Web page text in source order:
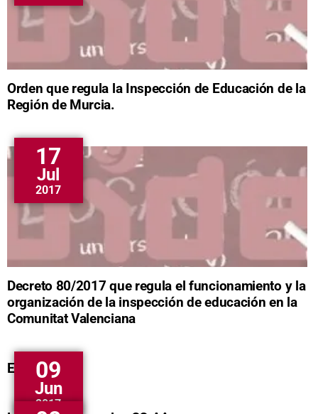
Orden que regula la Inspección de Educación de la
Región de Murcia.
17
Jul
2017
Decreto 80/2017 que regula el funcionamiento y la
organización de la inspección de educación en la
Comunitat Valenciana
09
Jun
2017
EvAU